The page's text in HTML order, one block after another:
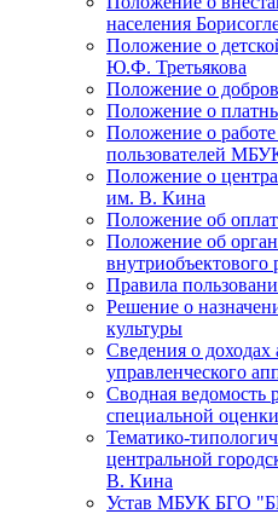
населения
Положение о
Ю.Ф. Третьякова
Положение о
Положение о
Положение о
пользователей
Положение о
им. В. Кина
Положение об
Положение об
внутриобъектового
Правила
Решение о
культуры
Сведения о
управленческого
Сводная ведомость
специальной
Тематико-
центральной
В. Кина
Устав МБУК БГО